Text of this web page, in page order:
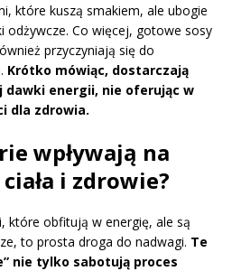
które kuszą smakiem, ale ubogie
odżywcze. Co więcej, gotowe sosy
przyczyniają się do
Krótko mówiąc, dostarczają
dawki energii, nie oferując w
dla zdrowia.
wpływają na
i zdrowie?
które obfitują w energię, ale są
to prosta droga do nadwagi. Te
nie tylko sabotują proces